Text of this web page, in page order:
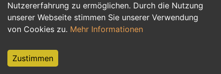
Nutzererfahrung zu ermöglichen. Durch die Nutzung
unserer Webseite stimmen Sie unserer Verwendung
von Cookies zu. Mehr Informationen
Zustimmen
Einkauf, Logistik, Materialwirtschaft
Weiterbildung, Studium, duale Ausbildung
Tourismus